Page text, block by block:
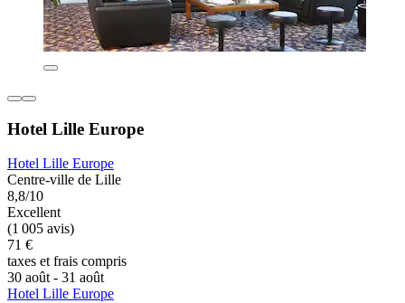
Hotel Lille Europe
Hotel Lille Europe
Centre-ville de Lille
8,8/10
Excellent
(1 005 avis)
71 €
taxes et frais compris
30 août - 31 août
Hotel Lille Europe